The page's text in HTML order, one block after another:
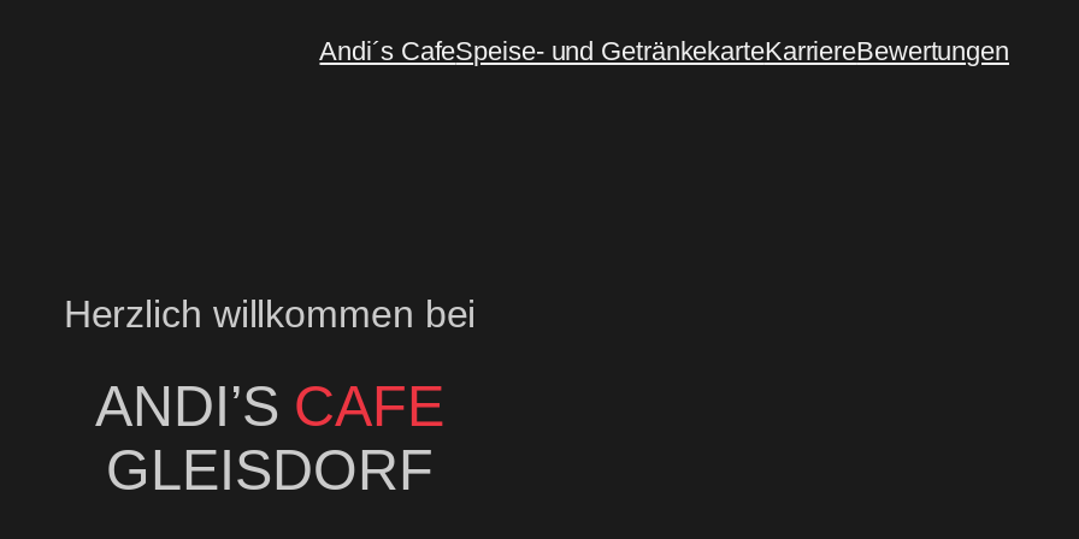
Andi´s CafeSpeise- und GetränkekarteKarriereBewertungen
Herzlich willkommen bei
ANDI’S CAFE
GLEISDORF